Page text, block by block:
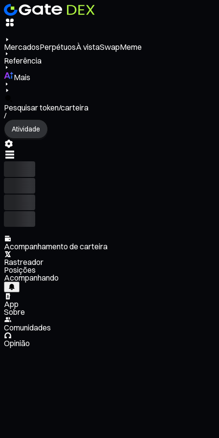
MercadosPerpétuosÀ vistaSwapMeme
Referência
Mais
Pesquisar token/carteira
/
Atividade
Acompanhamento de carteira
Rastreador
Posições
Acompanhando
App
Sobre
Comunidades
Opinião